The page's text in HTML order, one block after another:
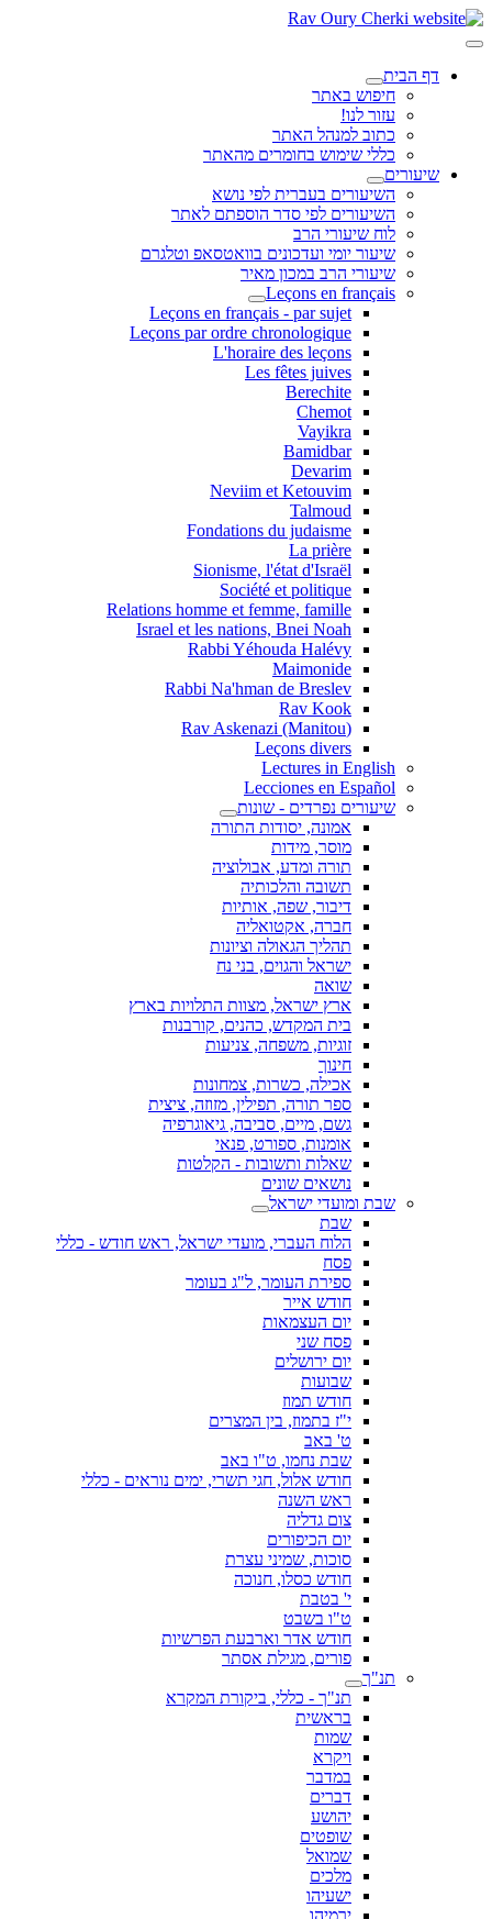
דף הבית
חיפוש באתר
עזור לנו!
כתוב למנהל האתר
כללי שימוש בחומרים מהאתר
שיעורים
השיעורים בעברית לפי נושא
השיעורים לפי סדר הוספתם לאתר
לוח שיעורי הרב
שיעור יומי ועדכונים בוואטסאפ וטלגרם
שיעורי הרב במכון מאיר
Leçons en français
Leçons en français - par sujet
Leçons par ordre chronologique
L'horaire des leçons
Les fêtes juives
Berechite
Chemot
Vayikra
Bamidbar
Devarim
Neviim et Ketouvim
Talmoud
Fondations du judaisme
La prière
Sionisme, l'état d'Israël
Société et politique
Relations homme et femme, famille
Israel et les nations, Bnei Noah
Rabbi Yéhouda Halévy
Maimonide
Rabbi Na'hman de Breslev
Rav Kook
(Rav Askenazi (Manitou
Leçons divers
Lectures in English
Lecciones en Español
שיעורים נפרדים - שונות
אמונה, יסודות התורה
מוסר, מידות
תורה ומדע, אבולוציה
תשובה והלכותיה
דיבור, שפה, אותיות
חברה, אקטואליה
תהליך הגאולה וציונות
ישראל והגוים, בני נח
שואה
ארץ ישראל, מצוות התלויות בארץ
בית המקדש, כהנים, קורבנות
זוגיות, משפחה, צניעות
חינוך
אכילה, כשרות, צמחונות
ספר תורה, תפילין, מזוזה, ציצית
גשם, מיים, סביבה, גיאוגרפיה
אומנות, ספורט, פנאי
שאלות ותשובות - הקלטות
נושאים שונים
שבת ומועדי ישראל
שבת
הלוח העברי, מועדי ישראל, ראש חודש - כללי
פסח
ספירת העומר, ל"ג בעומר
חודש אייר
יום העצמאות
פסח שני
יום ירושלים
שבועות
חודש תמוז
י"ז בתמוז, בין המצרים
ט' באב
שבת נחמו, ט"ו באב
חודש אלול, חגי תשרי, ימים נוראים - כללי
ראש השנה
צום גדליה
יום הכיפורים
סוכות, שמיני עצרת
חודש כסלו, חנוכה
י' בטבת
ט"ו בשבט
חודש אדר וארבעת הפרשיות
פורים, מגילת אסתר
תנ"ך
תנ"ך - כללי, ביקורת המקרא
בראשית
שמות
ויקרא
במדבר
דברים
יהושע
שופטים
שמואל
מלכים
ישעיהו
ירמיהו